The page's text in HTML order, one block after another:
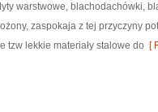
warstwowe, blachodachówki,
zaspokaja z tej przyczyny
tzw lekkie materiały stalowe do [